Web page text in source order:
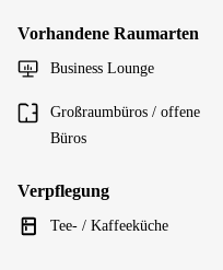
Vorhandene Raumarten
Business Lounge
Großraumbüros / offene
Büros
Verpflegung
Tee- / Kaffeeküche